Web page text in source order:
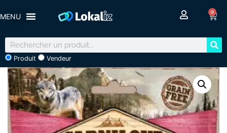
0
Produit Vendeur